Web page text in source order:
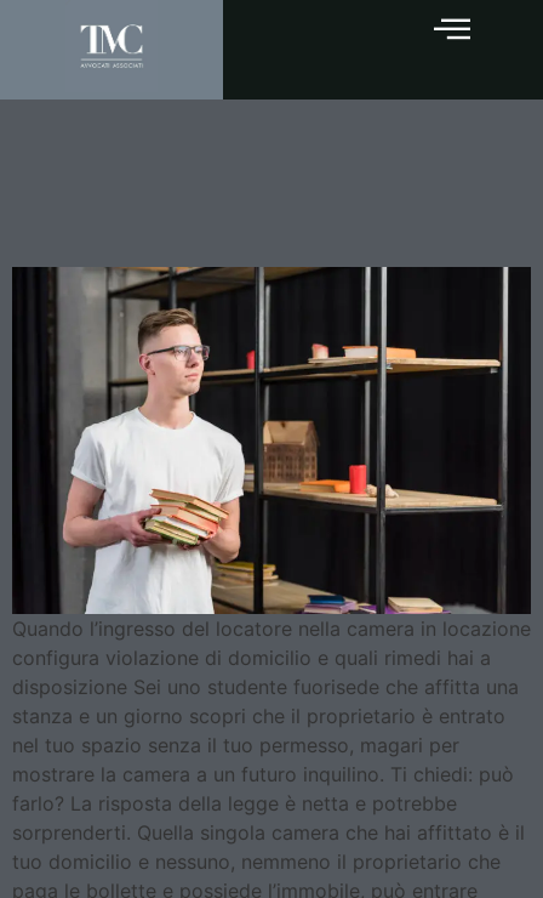
Quando l’ingresso del locatore nella camera in locazione
configura violazione di domicilio e quali rimedi hai a
disposizione Sei uno studente fuorisede che affitta una
stanza e un giorno scopri che il proprietario è entrato
nel tuo spazio senza il tuo permesso, magari per
mostrare la camera a un futuro inquilino. Ti chiedi: può
farlo? La risposta della legge è netta e potrebbe
sorprenderti. Quella singola camera che hai affittato è il
tuo domicilio e nessuno, nemmeno il proprietario che
paga le bollette e possiede l’immobile, può entrare